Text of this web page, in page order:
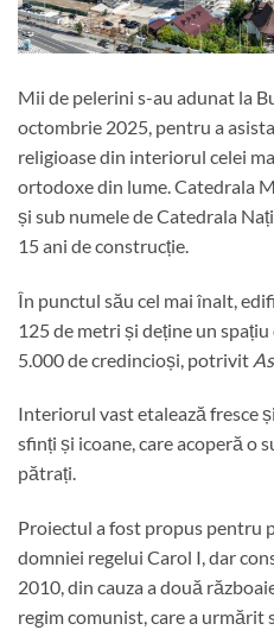
Mii de pelerini s-au adunat la
octombrie 2025, pentru a
religioase din interiorul celei
ortodoxe din lume. Catedrala
și sub numele de Catedrala
15 ani de construcție.
În punctul său cel mai înalt,
125 de metri și deține un
5.000 de credincioși, potrivit
Interiorul vast etalează fresce
sfinți și icoane, care acoperă o
pătrați.
Proiectul a fost propus pentru
domniei regelui Carol I, dar
2010, din cauza a două
regim comunist, care a urmărit